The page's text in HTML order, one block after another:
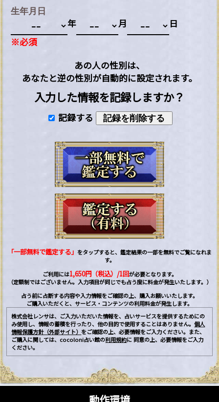
生年月日
年 月 日
※必須
あの人の性別は、
あなたと逆の性別が自動的に設定されます。
入力した情報を記録しますか？
記録する
「一部無料で鑑定する」 をタップすると、鑑定結果の一部を無料でご覧になれま
す。
ご利用には1,650円（税込）/1回が必要となります。
（定額制ではございません。入力項目が同じでも占う度に料金が発生いたします。）
占う前に占断する内容や入力情報をご確認の上、購入お願いいたします。
ご購入いただくと、サービス・コンテンツの利用料金が発生します。
株式会社レンサは、ご入力いただいた情報を、占いサービスを提供するためにの
み使用し、情報の蓄積を行ったり、他の目的で使用することはありません。個人
情報保護方針（外部サイト） をご確認の上、必要情報をご入力ください。また、
ご購入に関しては、cocoloni占い館の利用規約に 同意の上、必要情報をご入力
ください。